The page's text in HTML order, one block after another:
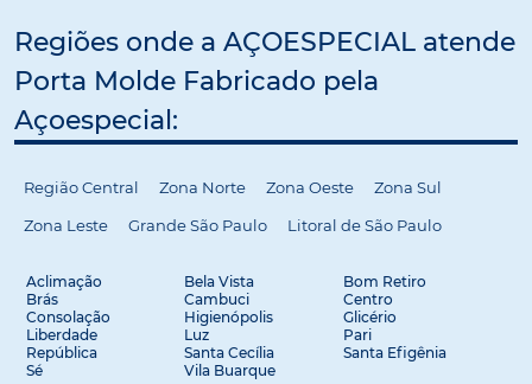
Regiões onde a AÇOESPECIAL atende
Porta Molde Fabricado pela
Açoespecial:
Região Central Zona Norte Zona Oeste
Zona Sul
Zona Leste
Grande São Paulo Litoral de São Paulo
Aclimação Bela Vista
Bom Retiro
Brás
Cambuci
Centro
Consolação
Higienópolis
Glicério
Liberdade
Luz
Pari
República
Santa Cecília
Santa Efigênia
Sé
Vila Buarque